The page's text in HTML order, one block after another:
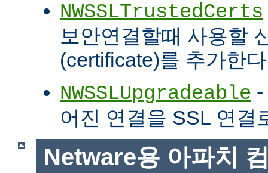
NWSSLTrustedCerts
보안연결할때 사용할
(certificate)를 추가한
NWSSLUpgradeable
어진 연결을 SSL 연결
Netware용 아파치